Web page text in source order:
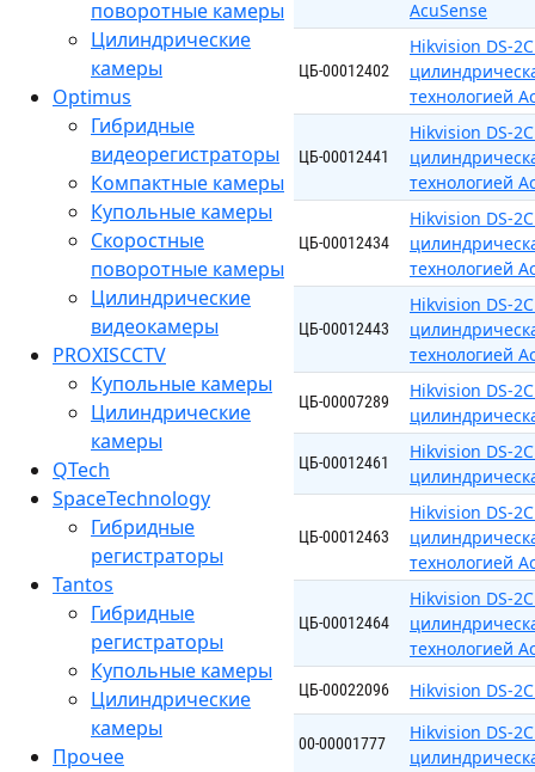
поворотные камеры
Цилиндрические
камеры
Optimus
Гибридные
видеорегистраторы
Компактные камеры
Купольные камеры
Скоростные
поворотные камеры
Цилиндрические
видеокамеры
PROXISCCTV
Купольные камеры
Цилиндрические
камеры
QTech
SpaceTechnology
Гибридные
регистраторы
Tantos
Гибридные
регистраторы
Купольные камеры
Цилиндрические
камеры
Прочее
AcuSense
ЦБ-00012402
Hikvision DS-
технологией
ЦБ-00012441
Hikvision DS-
технологией
ЦБ-00012434
Hikvision DS-
технологией
ЦБ-00012443
Hikvision DS-
технологией
ЦБ-00007289
Hikvision DS-
ЦБ-00012461
Hikvision DS-
ЦБ-00012463
Hikvision DS-
технологией
ЦБ-00012464
Hikvision DS-
технологией
ЦБ-00022096 Hikvision DS-
00-00001777
Hikvision DS-